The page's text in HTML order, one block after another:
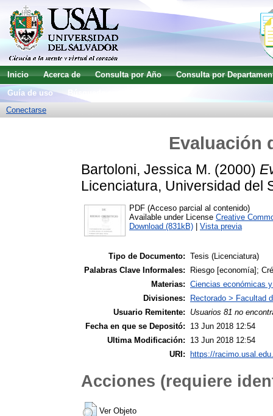
Inicio Acerca de Consulta por Año
Consulta por
Guía de uso
Conectarse
Evaluación
Bartoloni, Jessica M. (2000)
Licenciatura, Universidad del
PDF (Acceso parcial al contenido)
Available under License Creative
Download (831kB)
Vista previa
Tipo de Documento: Tesis (Licenciatura)
Palabras Clave Informales:
Riesgo [economía];
Materias: Ciencias económicas
Divisiones:
Rectorado > Facultad
Usuario Remitente:
Usuarios 81 no
Fecha en que se Depositó:
13 Jun 2018 12:54
Ultima Modificación:
13 Jun 2018 12:54
URI:
https://
Acciones (requiere
Ver Objeto